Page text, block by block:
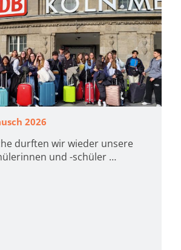
2026
durften wir wieder unsere
und -schüler …